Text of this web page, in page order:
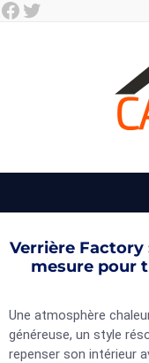
Skip
Facebook Twitter
Verrière Factory
mesure pour
Une atmosphère
généreuse, un style
repenser son intérieur